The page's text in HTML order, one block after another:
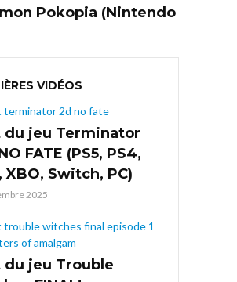
Pokopia (Nintendo
VIDÉOS
du jeu Terminator
FATE (PS5, PS4,
XBO, Switch, PC)
2025
du jeu Trouble